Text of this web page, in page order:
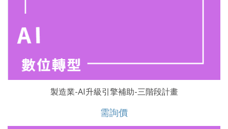
製造業-AI升級引擎補助-三階段計畫
需詢價